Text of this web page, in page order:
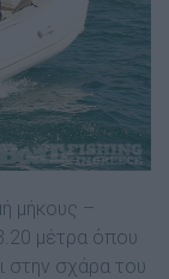
µήκους –
µέτρα όπου
στην σχάρα του